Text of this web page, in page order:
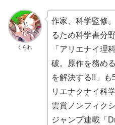
くられ
作家、科学監修
るため科学書分
「アリエナイ理
破。原作を務め
を解決する!!」
リエナクナイ科
雲賞ノンフィク
ジャンプ連載「